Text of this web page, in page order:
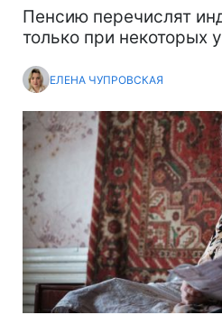
Пенсию перечислят
только при некоторых
ЕЛЕНА ЧУПРОВСКАЯ